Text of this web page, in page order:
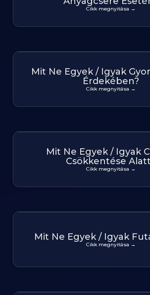
Cikk megnyitása →
Mit Ne Egyek / Igyak
Érdekében?
Cikk megnyitása →
Mit Ne Egyek / Igyak
Csökkentése
Cikk megnyitása →
Mit Ne Egyek / Igyak
Cikk megnyitása →